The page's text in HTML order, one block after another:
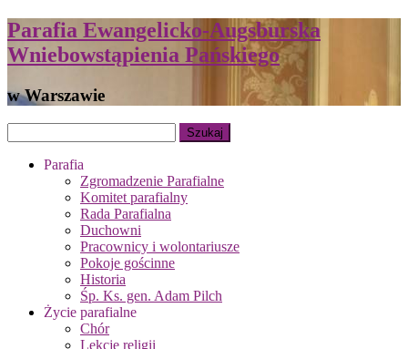
Parafia Ewangelicko-Augsburska
Wniebowstąpienia Pańskiego
w Warszawie
Parafia
Zgromadzenie Parafialne
Komitet parafialny
Rada Parafialna
Duchowni
Pracownicy i wolontariusze
Pokoje gościnne
Historia
Śp. Ks. gen. Adam Pilch
Życie parafialne
Chór
Lekcje religii